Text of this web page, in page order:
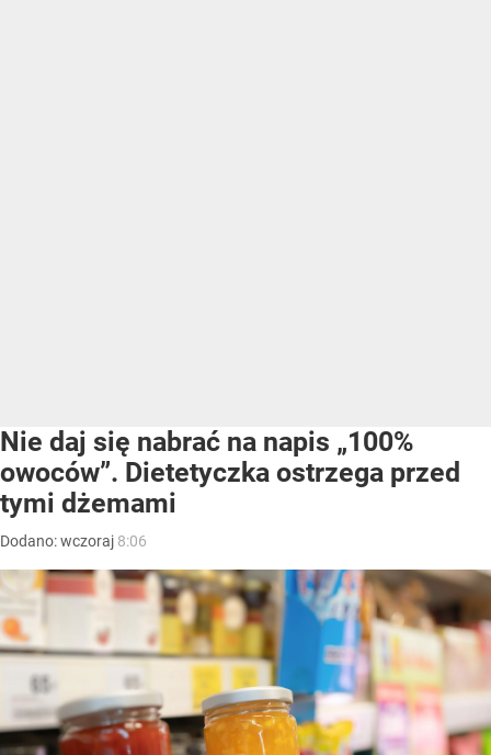
Nie daj się nabrać na napis „100%
owoców”. Dietetyczka ostrzega przed
tymi dżemami
Dodano:wczoraj 8:06